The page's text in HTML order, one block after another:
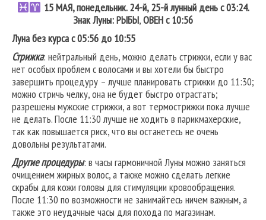
15 МАЯ, понедельник. 24-й, 25-й лунный день с 03:24.
Знак Луны: РЫБЫ,ОВЕНс 10:56
Луна без курса с 05:56 до 10:55
Стрижка: нейтральный день, можно делать стрижки, если у вас
нет особых проблем с волосами и вы хотели бы быстро
завершить процедуру – лучше планировать стрижки до 11:30;
можно стричь челку, она не будет быстро отрастать;
разрешены мужские стрижки, а вот термострижки пока лучше
не делать. После 11:30 лучше не ходить в парикмахерские,
так как повышается риск, что вы останетесь не очень
довольны результатами.
Другие процедуры: в часы гармоничной Луны можно заняться
очищением жирных волос, а также можно сделать легкие
скрабы для кожи головы для стимуляции кровообращения.
После 11:30 по возможности не занимайтесь ничем важным, а
также это неудачные часы для похода по магазинам.